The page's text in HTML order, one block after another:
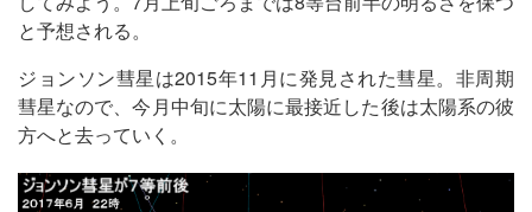
と予想される。
ジョンソン彗星は2015年11月に発見された彗星。非周期
彗星なので、今月中旬に太陽に最接近した後は太陽系の彼
方へと去っていく。